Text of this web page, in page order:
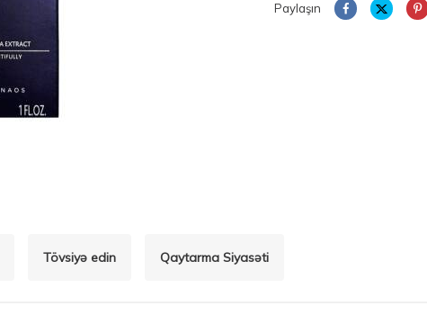
Paylaşın
Tövsiyə edin Qaytarma Siyasəti